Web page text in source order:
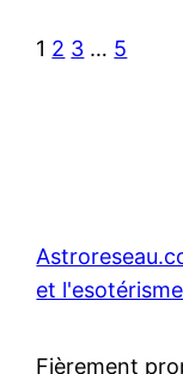
1 2 3 … 5
et l'esotérisme
Fièrement